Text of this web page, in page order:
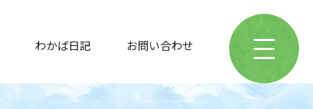
わかば日記 お問い合わせ